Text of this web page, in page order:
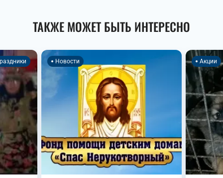
ТАКЖЕ МОЖЕТ БЫТЬ ИНТЕРЕСНО
Новости Акции